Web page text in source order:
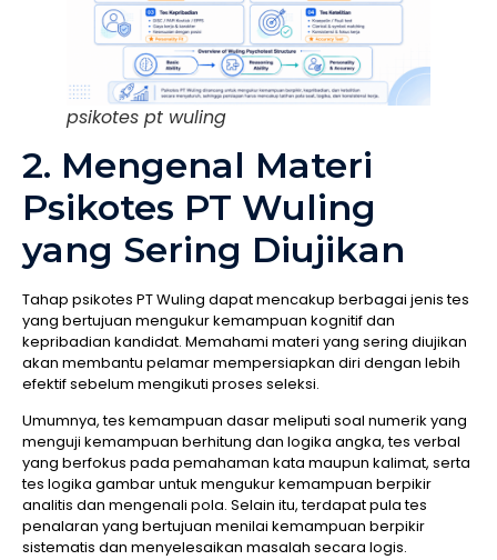
psikotes pt wuling
2. Mengenal Materi
Psikotes PT Wuling
yang Sering Diujikan
Tahap psikotes PT Wuling dapat mencakup berbagai jenis tes
yang bertujuan mengukur kemampuan kognitif dan
kepribadian kandidat. Memahami materi yang sering diujikan
akan membantu pelamar mempersiapkan diri dengan lebih
efektif sebelum mengikuti proses seleksi.
Umumnya, tes kemampuan dasar meliputi soal numerik yang
menguji kemampuan berhitung dan logika angka, tes verbal
yang berfokus pada pemahaman kata maupun kalimat, serta
tes logika gambar untuk mengukur kemampuan berpikir
analitis dan mengenali pola. Selain itu, terdapat pula tes
penalaran yang bertujuan menilai kemampuan berpikir
sistematis dan menyelesaikan masalah secara logis.